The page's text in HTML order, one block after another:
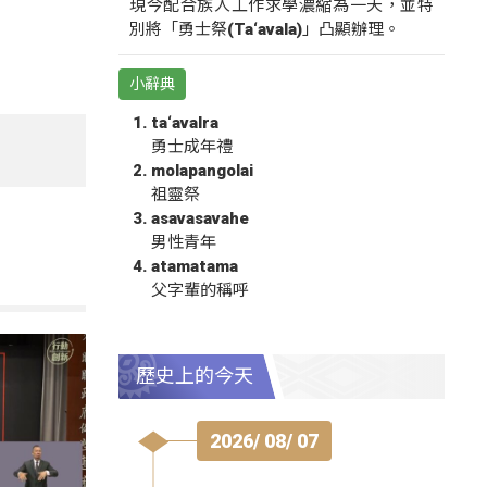
現今配合族人工作求學濃縮為一天，並特
別將「勇士祭(Ta‘avala)」凸顯辦理。
小辭典
ta‘avalra
勇士成年禮
molapangolai
祖靈祭
asavasavahe
男性青年
atamatama
父字輩的稱呼
歷史上的今天
2026/ 08/ 07